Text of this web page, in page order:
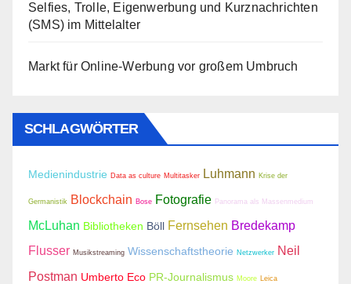
Selfies, Trolle, Eigenwerbung und Kurznachrichten
(SMS) im Mittelalter
Markt für Online-Werbung vor großem Umbruch
SCHLAGWÖRTER
Medienindustrie Data as culture Multitasker Luhmann Krise der
Germanistik Blockchain Bose Fotografie Panorama als Massenmedium
McLuhan Bibliotheken Böll Fernsehen Bredekamp
Flusser Musikstreaming Wissenschaftstheorie Netzwerker Neil
Postman Umberto Eco PR-Journalismus Moore Leica